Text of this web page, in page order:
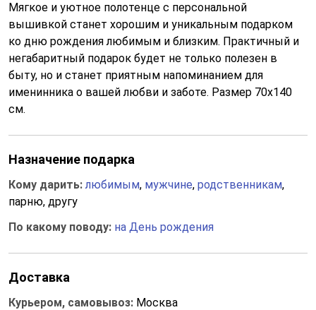
Мягкое и уютное полотенце с персональной
вышивкой станет хорошим и уникальным подарком
ко дню рождения любимым и близким. Практичный и
негабаритный подарок будет не только полезен в
быту, но и станет приятным напоминанием для
именинника о вашей любви и заботе. Размер 70х140
см.
Назначение подарка
Кому дарить:любимым, мужчине, родственникам,
парню, другу
По какому поводу: на День рождения
Доставка
Курьером, самовывоз: Москва